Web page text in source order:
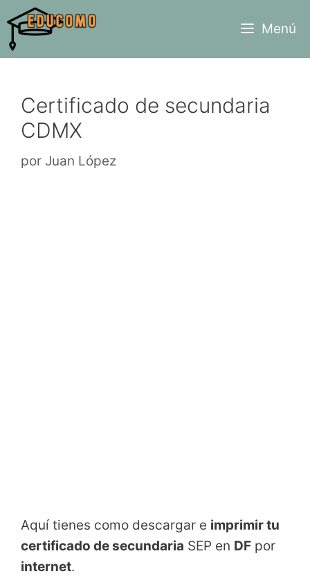
Saltar
al
contenido
Menú
Certificado de secundaria
CDMX
por Juan López
Aquí tienes como descargar e imprimir tu
certificado de secundaria SEP en DF por
internet.